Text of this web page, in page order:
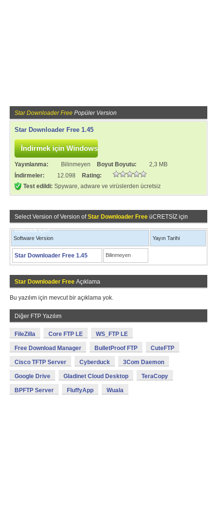
Star Downloader Free Popüler Version
Star Downloader Free 1.45
Yayınlanma: Bilinmeyen Boyut Boyutu:
2,3 MB
İndirmeler:
12.098
Rating:
Test edildi: Spyware, adware ve virüslerden ücretsiz
Select Version of Version ofStar Downloader Free üCRETSİZ için
indirmek için!
Software Version Yayın Tarihi
Star Downloader Free 1.45 Bilinmeyen
Star Downloader Free Açıklama
Bu yazılım için mevcut bir açıklama yok.
Diğer FTP Yazılım
FileZilla Core FTP LE WS_FTP LE
Free Download Manager BulletProof FTP CuteFTP
Cisco TFTP Server Cyberduck 3Com Daemon
Google Drive Gladinet Cloud Desktop TeraCopy
BPFTP Server FluffyApp Wuala